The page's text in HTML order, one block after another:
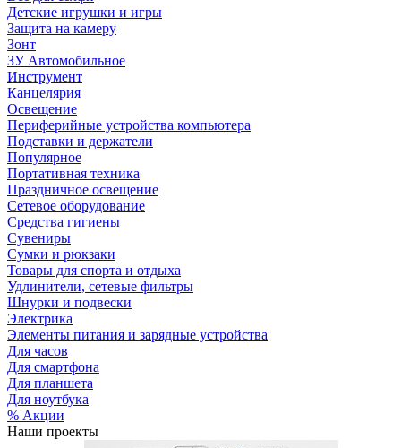
Детские игрушки и игры
Защита на камеру
Зонт
ЗУ Автомобильное
Инструмент
Канцелярия
Освещение
Периферийные устройства компьютера
Подставки и держатели
Популярное
Портативная техника
Праздничное освещение
Сетевое оборудование
Средства гигиены
Сувениры
Сумки и рюкзаки
Товары для спорта и отдыха
Удлинители, сетевые фильтры
Шнурки и подвески
Электрика
Элементы питания и зарядные устройства
Для часов
Для смартфона
Для планшета
Для ноутбука
% Акции
Наши проекты